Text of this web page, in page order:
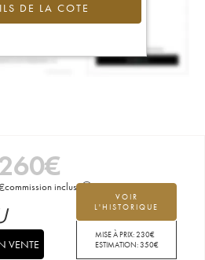
DE LA COTE
€
commission incluse
VOIR
L'HISTORIQUE
MISE À PRIX:230€
ESTIMATION:350€
VENTE